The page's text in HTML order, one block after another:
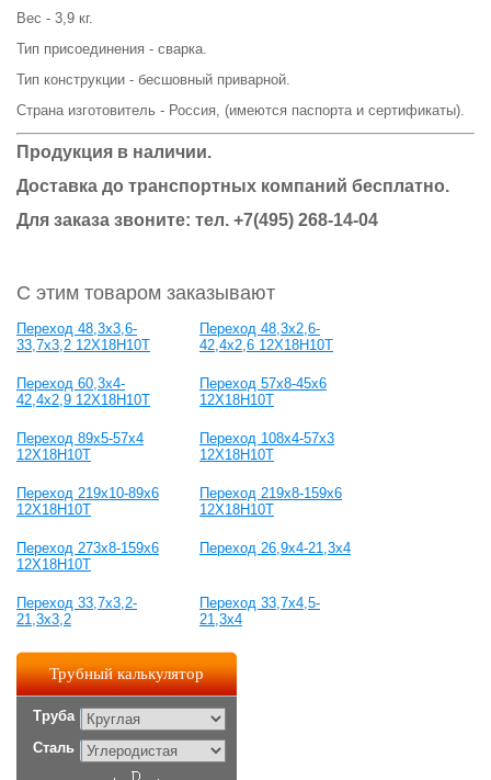
Вес - 3,9 кг.
Тип присоединения - сварка.
Тип конструкции - бесшовный приварной.
Страна изготовитель - Россия, (имеются паспорта и сертификаты).
Продукция в наличии.
Доставка до транспортных компаний бесплатно.
Для заказа звоните: тел. +7(495) 268-14-04
С этим товаром заказывают
Переход 48,3x3,6-
33,7x3,2 12Х18Н10Т
Переход 48,3x2,6-
42,4x2,6 12Х18Н10Т
Переход 60,3x4-
42,4x2,9 12Х18Н10Т
Переход 57x8-45x6
12Х18Н10Т
Переход 89x5-57x4
12Х18Н10Т
Переход 108x4-57x3
12Х18Н10Т
Переход 219х10-89х6
12Х18Н10Т
Переход 219х8-159х6
12Х18Н10Т
Переход 273х8-159х6
12Х18Н10Т
Переход 26,9x4-21,3x4
Переход 33,7x3,2-
21,3x3,2
Переход 33,7x4,5-
21,3x4
Трубный калькулятор
Труба
Сталь